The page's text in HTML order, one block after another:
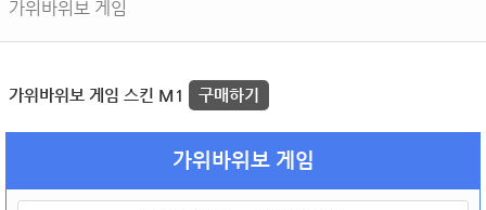
가위바위보 게임
가위바위보 게임 스킨 M1 구매하기
가위바위보 게임